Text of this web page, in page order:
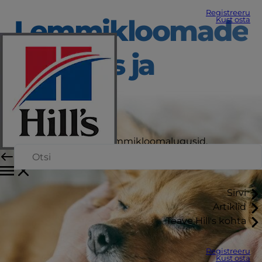
Registreeru
Kust osta
Sirvi
Artiklid
Teave Hill's kohta
Registreeru
Kust osta
Lemmikloomade
hooldus ja
heaolu
Siit leiate uusimaid lemmikloomalugusid,
uudiseid, näpunäiteid ja nõuandeid.